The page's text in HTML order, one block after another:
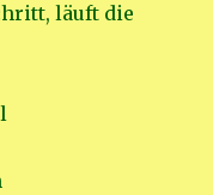
läuft die